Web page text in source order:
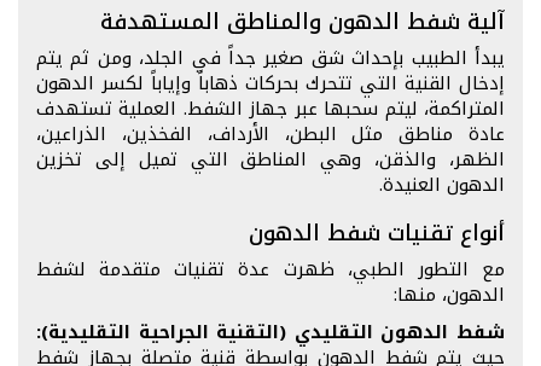
آلية شفط الدهون والمناطق المستهدفة
يبدأ الطبيب بإحداث شق صغير جداً في الجلد، ومن ثم يتم
إدخال القنية التي تتحرك بحركات ذهاباً وإياباً لكسر الدهون
المتراكمة، ليتم سحبها عبر جهاز الشفط. العملية تستهدف
عادة مناطق مثل البطن، الأرداف، الفخذين، الذراعين،
الظهر، والذقن، وهي المناطق التي تميل إلى تخزين
الدهون العنيدة.
أنواع تقنيات شفط الدهون
مع التطور الطبي، ظهرت عدة تقنيات متقدمة لشفط
الدهون، منها:
شفط الدهون التقليدي (التقنية الجراحية التقليدية):
حيث يتم شفط الدهون بواسطة قنية متصلة بجهاز شفط